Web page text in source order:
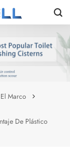
Marco
De Plástico